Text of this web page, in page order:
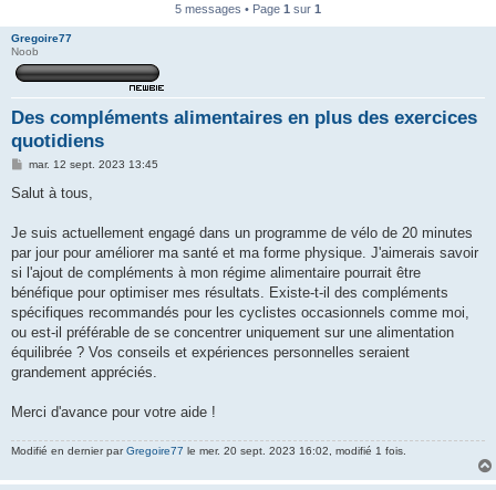
5 messages • Page 1 sur 1
Gregoire77
Noob
Des compléments alimentaires en plus des exercices
quotidiens
M
s
g
mar. 12 sept. 2023 13:45
Salut à tous,
Je suis actuellement engagé dans un programme de vélo de 20 minutes
par jour pour améliorer ma santé et ma forme physique. J'aimerais savoir
si l'ajout de compléments à mon régime alimentaire pourrait être
bénéfique pour optimiser mes résultats. Existe-t-il des compléments
spécifiques recommandés pour les cyclistes occasionnels comme moi,
ou est-il préférable de se concentrer uniquement sur une alimentation
équilibrée ? Vos conseils et expériences personnelles seraient
grandement appréciés.
Merci d'avance pour votre aide !
Modifié en dernier parGregoire77 le mer. 20 sept. 2023 16:02, modifié 1 fois.